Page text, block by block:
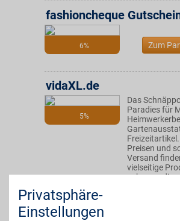
6%
fashioncheque
Zum
5%
vidaXL.de
Das
Paradies für
Preisen und
Versand
vielseitige
zuhause, die
gutes Preis-
Verhältnis
Privatsphäre-
Einstellungen